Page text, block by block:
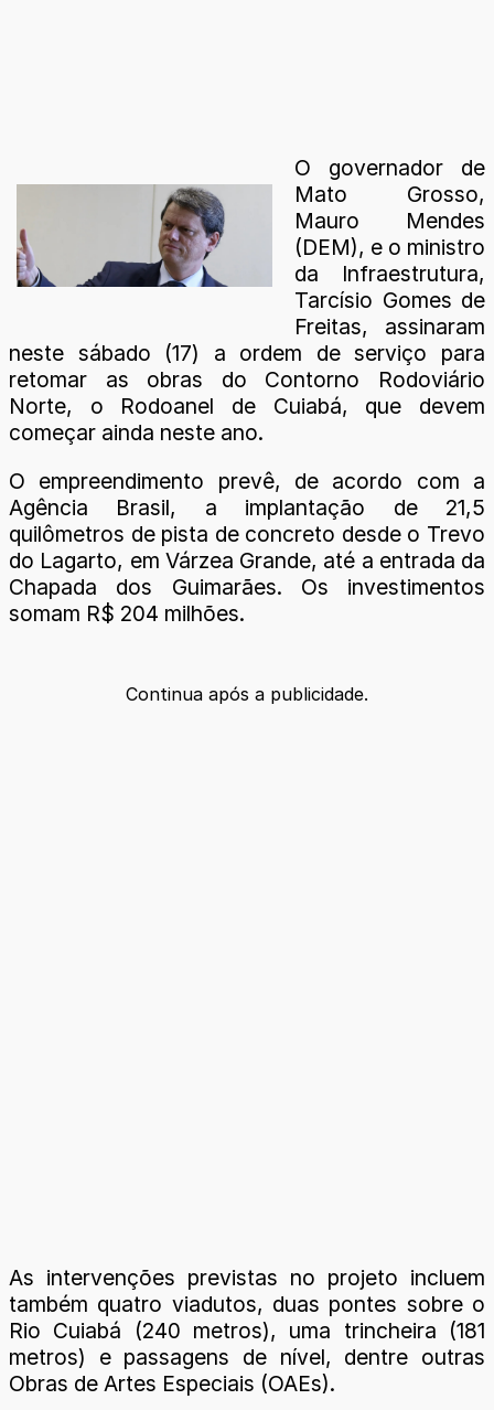
O governador de
Mato Grosso,
Mauro Mendes
(DEM), e o ministro
da Infraestrutura,
Tarcísio Gomes de
Freitas, assinaram
neste sábado (17) a ordem de serviço para
retomar as obras do Contorno Rodoviário
Norte, o Rodoanel de Cuiabá, que devem
começar ainda neste ano.
O empreendimento prevê, de acordo com a
Agência Brasil, a implantação de 21,5
quilômetros de pista de concreto desde o Trevo
do Lagarto, em Várzea Grande, até a entrada da
Chapada dos Guimarães. Os investimentos
somam R$ 204 milhões.
Continua após a publicidade.
As intervenções previstas no projeto incluem
também quatro viadutos, duas pontes sobre o
Rio Cuiabá (240 metros), uma trincheira (181
metros) e passagens de nível, dentre outras
Obras de Artes Especiais (OAEs).